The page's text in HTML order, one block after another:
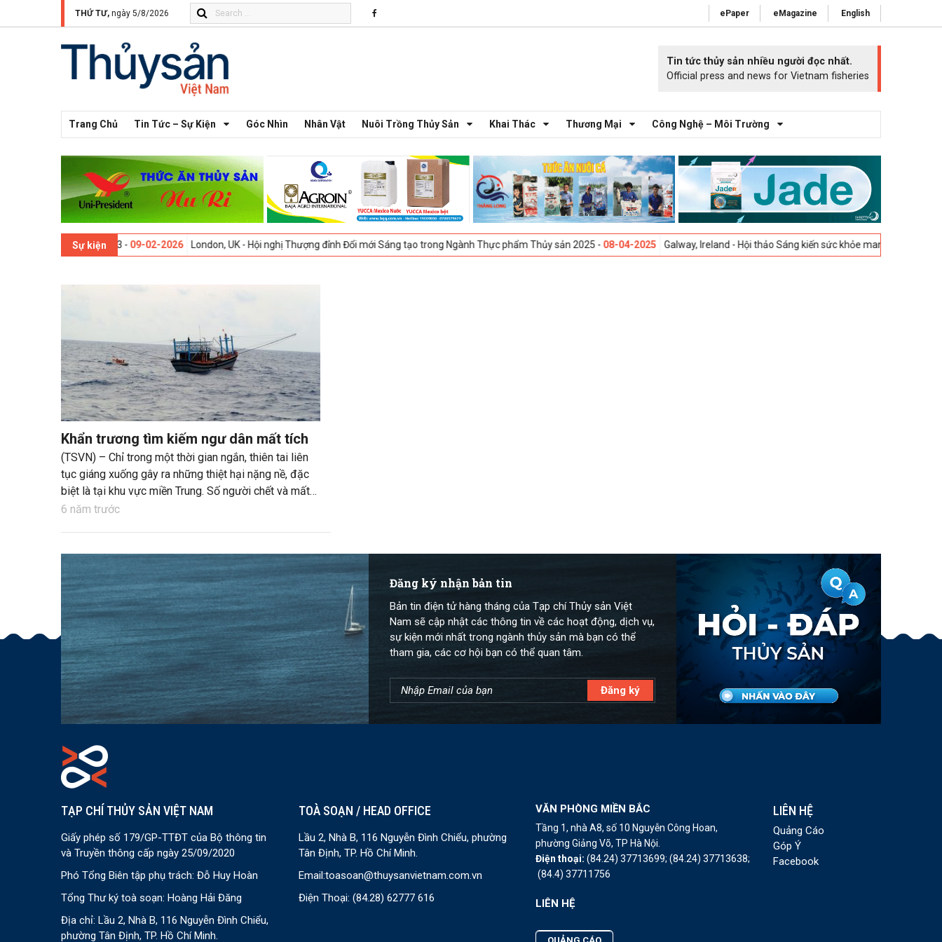
THỨ TƯ, ngày 5/8/2026 ePaper eMagazine English
Tin tức thủy sản nhiều người đọc nhất.
Official press and news for Vietnam fisheries
Trang Chủ Tin Tức – Sự Kiện Góc Nhìn Nhân Vật Nuôi Trồng Thủy Sản Khai Thác Thương Mại Công Nghệ – Môi Trường
Sự kiện
giới lần thứ 13 -09-02-2026 London, UK - Hội nghị Thượng đỉnh Đổi mới Sáng tạo trong Ngành Thực phẩm Thủy sản 2025 -08-04-2025 Galway, Ireland - Hội thảo Sáng kiến sức khỏe mang cá 2025 -
Khẩn trương tìm kiếm ngư dân mất tích
(TSVN) – Chỉ trong một thời gian ngắn, thiên tai liên
tục giáng xuống gây ra những thiệt hại nặng nề, đặc
biệt là tại khu vực miền Trung. Số người chết và mất
tích lớn, thiệt hại về tài sản cũng vô cùng nặng nề.
6 năm trước
Đăng ký nhận bản tin
Bản tin điện tử hàng tháng của Tạp chí Thủy sản Việt
Nam sẽ cập nhật các thông tin về các hoạt động, dịch vụ,
sự kiện mới nhất trong ngành thủy sản mà bạn có thể
tham gia, các cơ hội bạn có thể quan tâm.
TẠP CHÍ THỦY SẢN VIỆT NAM
Giấy phép số 179/GP-TTĐT của Bộ thông tin
và Truyền thông cấp ngày 25/09/2020
Phó Tổng Biên tập phụ trách: Đỗ Huy Hoàn
Tổng Thư ký toà soạn: Hoàng Hải Đăng
Địa chỉ: Lầu 2, Nhà B, 116 Nguyễn Đình Chiểu,
phường Tân Định, TP. Hồ Chí Minh.
TOÀ SOẠN / HEAD OFFICE
Lầu 2, Nhà B, 116 Nguyễn Đình Chiểu, phường
Tân Định, TP. Hồ Chí Minh.
Email:toasoan@thuysanvietnam.com.vn
Điện Thoại: (84.28) 62777 616
VĂN PHÒNG MIỀN BẮC
Tầng 1, nhà A8, số 10 Nguyễn Công Hoan,
phường Giảng Võ, TP Hà Nội.
Điện thoại:(84.24) 37713699;(84.24) 37713638;
(84.4) 37711756
LIÊN HỆ
LIÊN HỆ
Quảng Cáo
Góp Ý
Facebook